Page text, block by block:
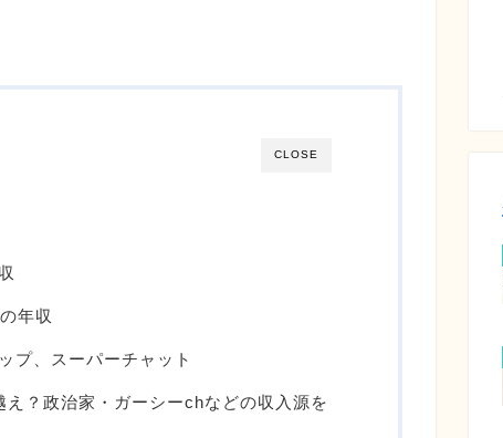
CLOSE
年収
プ、スーパーチャット
え？政治家・ガーシーchなどの収入源を